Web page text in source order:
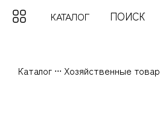
КАТАЛОГ
Каталог ... Хозяйственные